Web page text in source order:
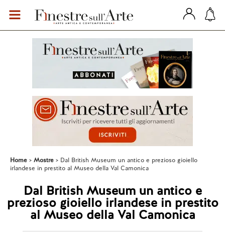
Home Mostre
Dal British Museum un antico e prezioso gioiello
irlandese in prestito al Museo della Val Camonica
Dal British Museum un antico e
prezioso gioiello irlandese in prestito
al Museo della Val Camonica